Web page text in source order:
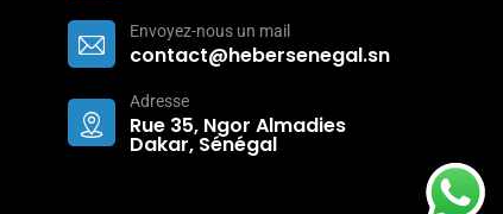
Envoyez-nous un mail
contact@hebersenegal.sn
Adresse
Rue 35, Ngor Almadies
Dakar, Sénégal